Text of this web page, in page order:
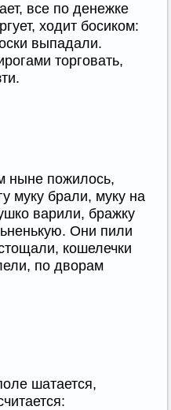
все по денежке
ходит босиком:
выпадали.
торговать,
ныне пожилось,
муку брали, муку на
варили, бражку
Они пили
кошелечки
по дворам
шатается,